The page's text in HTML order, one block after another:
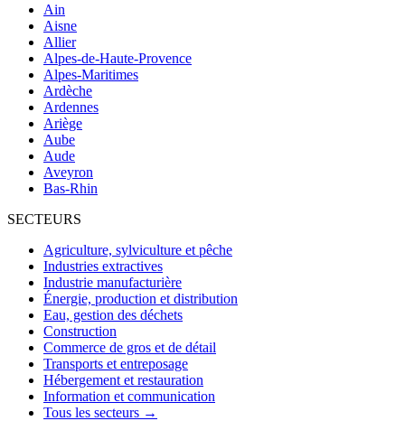
Ain
Aisne
Allier
Alpes-de-Haute-Provence
Alpes-Maritimes
Ardèche
Ardennes
Ariège
Aube
Aude
Aveyron
Bas-Rhin
SECTEURS
Agriculture, sylviculture et pêche
Industries extractives
Industrie manufacturière
Énergie, production et distribution
Eau, gestion des déchets
Construction
Commerce de gros et de détail
Transports et entreposage
Hébergement et restauration
Information et communication
Tous les secteurs →